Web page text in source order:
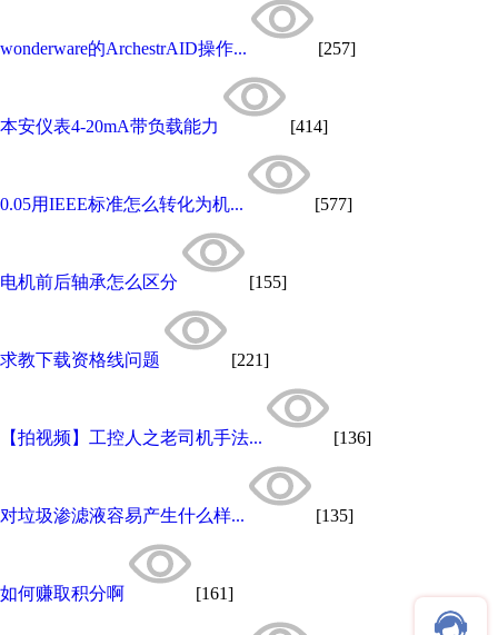
wonderware的ArchestrAID操作... [257]
本安仪表4-20mA带负载能力 [414]
0.05用IEEE标准怎么转化为机... [577]
电机前后轴承怎么区分 [155]
求教下载资格线问题 [221]
【拍视频】工控人之老司机手法... [136]
对垃圾渗滤液容易产生什么样... [135]
如何赚取积分啊 [161]